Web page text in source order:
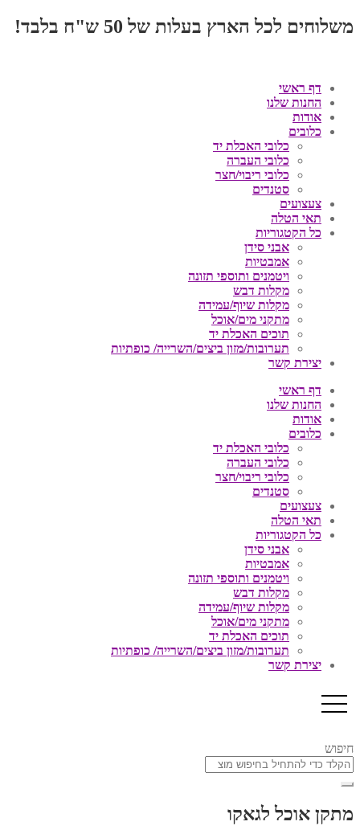
משלוחים לכל הארץ בעלות של 50 ש"ח בלבד!
דף ראשי
החנות שלנו
אודות
כלובים
כלובי האכלת יד
כלובי העברה
כלובי ריבוי/חצר
סטנדים
צעצועים
תאי הטלה
כל הקטגוריות
אבני סידן
אמבטיות
ויטמנים ותוספי תזונה
מקלות דבש
מקלות שיוף/עמידה
מתקני מים/אוכל
תוכים האכלת יד
תערובות/מזון ביצים/השרייה/ כופתיות
יצירת קשר
דף ראשי
החנות שלנו
אודות
כלובים
כלובי האכלת יד
כלובי העברה
כלובי ריבוי/חצר
סטנדים
צעצועים
תאי הטלה
כל הקטגוריות
אבני סידן
אמבטיות
ויטמנים ותוספי תזונה
מקלות דבש
מקלות שיוף/עמידה
מתקני מים/אוכל
תוכים האכלת יד
תערובות/מזון ביצים/השרייה/ כופתיות
יצירת קשר
חיפוש
מתקן אוכל לגאקו